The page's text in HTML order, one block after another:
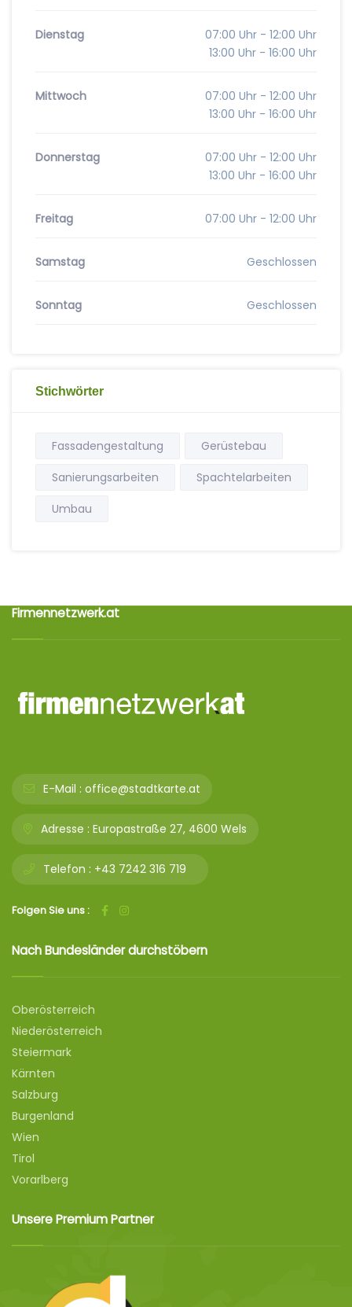
Dienstag
07:00 Uhr - 12:00 Uhr
13:00 Uhr - 16:00 Uhr
Mittwoch
07:00 Uhr - 12:00 Uhr
13:00 Uhr - 16:00 Uhr
Donnerstag
07:00 Uhr - 12:00 Uhr
13:00 Uhr - 16:00 Uhr
Freitag 07:00 Uhr - 12:00 Uhr
Samstag Geschlossen
Sonntag Geschlossen
Stichwörter
Fassadengestaltung
Gerüstebau
Sanierungsarbeiten
Spachtelarbeiten
Umbau
Firmennetzwerk.at
E-Mail : office@stadtkarte.at
Adresse : Europastraße 27, 4600 Wels
Telefon : +43 7242 316 719
Folgen Sie uns :
Nach Bundesländer durchstöbern
Oberösterreich
Niederösterreich
Steiermark
Kärnten
Salzburg
Burgenland
Wien
Tirol
Vorarlberg
Unsere Premium Partner